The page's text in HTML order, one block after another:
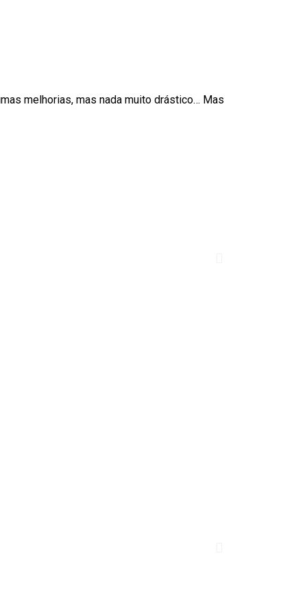
melhorias, mas nada muito drástico… Mas